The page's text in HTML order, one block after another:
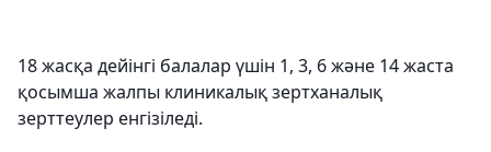
18 жасқа дейінгі балалар үшін 1, 3, 6 және 14 жаста
қосымша жалпы клиникалық зертханалық
зерттеулер енгізіледі.